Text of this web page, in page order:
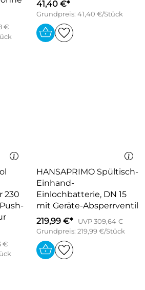
€
41,40 €*
Grundpreis: 41,40 €/Stück
230
€
HANSAPRIMO Spültisch-
Einhand-
Einlochbatterie, DN 15
mit Geräte-Absperrventil
219,99 €*
UVP 309,64 €
Grundpreis: 219,99 €/Stück